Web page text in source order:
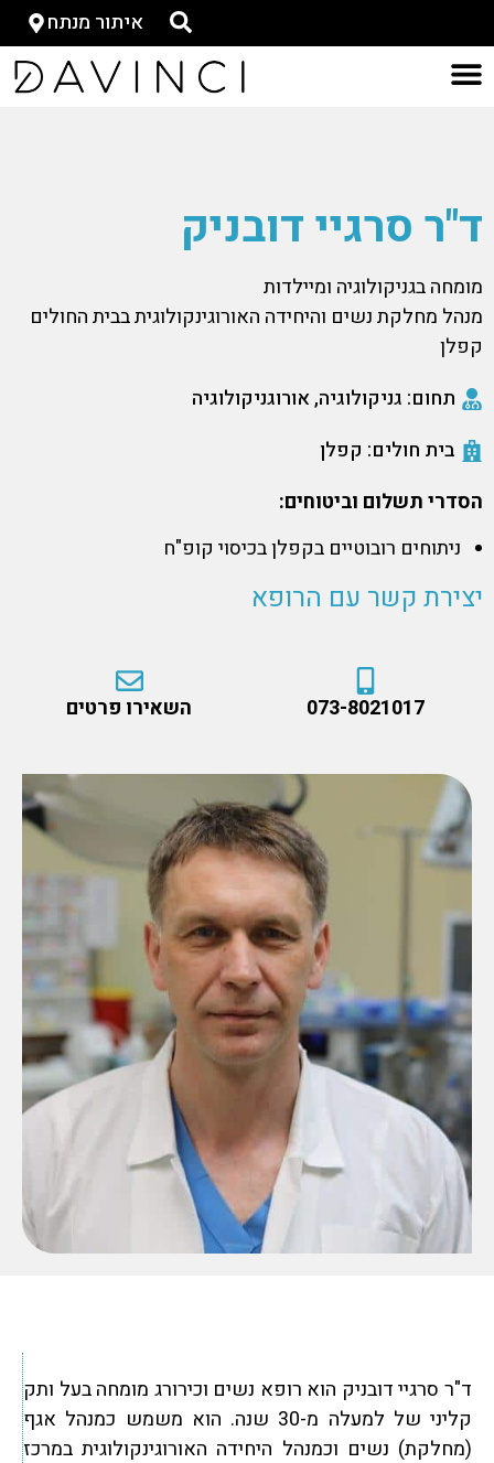
איתור מנתח
ד"ר סרגיי דובניק
מומחה בגניקולוגיה ומיילדות
מנהל מחלקת נשים והיחידה האורוגינקולוגית בבית החולים
קפלן
תחום: גניקולוגיה, אורוגניקולוגיה
בית חולים: קפלן
הסדרי תשלום וביטוחים:
ניתוחים רובוטיים בקפלן בכיסוי קופ"ח
יצירת קשר עם הרופא
073-8021017 השאירו פרטים
ד"ר סרגיי דובניק הוא רופא נשים וכירורג מומחה בעל ותק
קליני של למעלה מ-30 שנה. הוא משמש כמנהל אגף
(מחלקת) נשים וכמנהל היחידה האורוגינקולוגית במרכז